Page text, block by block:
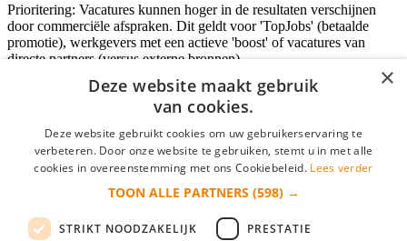
Prioritering: Vacatures kunnen hoger in de resultaten verschijnen
door commerciële afspraken. Dit geldt voor 'TopJobs' (betaalde
promotie), werkgevers met een actieve 'boost' of vacatures van
directe partners (versus externe bronnen).
Inloggen als bedrijf
*
login gegevens onthouden
×
Deze website maakt gebruik
van cookies.
Deze website gebruikt cookies om uw gebruikerservaring te
verbeteren. Door onze website te gebruiken, stemt u in met alle
cookies in overeenstemming met ons Cookiebeleid. Lees verder
TOON ALLE PARTNERS (598) →
STRIKT NOODZAKELIJK PRESTATIE